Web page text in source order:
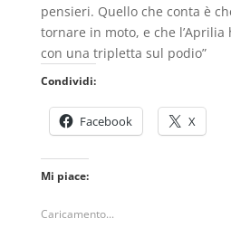
pensieri. Quello che conta è
tornare in moto, e che
con una tripletta sul podio”
Condividi:
Facebook X
Mi piace:
Caricamento...